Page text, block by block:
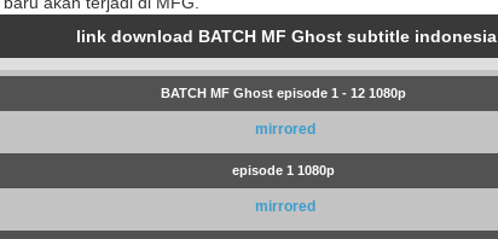
link download BATCH MF Ghost subtitle indonesia
BATCH MF Ghost episode 1 - 12 1080p
mirrored
episode 1 1080p
mirrored